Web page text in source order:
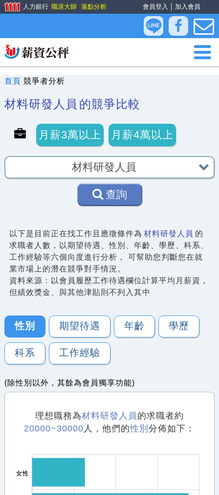
會員登入 加入會員
人力銀行 職涯大師 落點分析
首頁 競爭者分析
材料研發人員 的競爭比較
月薪3萬以上 月薪4萬以上
查詢
以下是目前正在找工作且應徵條件為 材料研發人員 的
求職者人數，以期望待遇、性別、年齡、學歷、科系、
工作經驗等六個向度進行分析， 可幫助您判斷您在就
業市場上的潛在競爭對手情況。
資料來源：以會員履歷工作待遇欄位計算平均月薪資，
但績效獎金、與其他津貼則不列入其中
性別 期望待遇 年齡 學歷
科系 工作經驗
(除性別以外，其餘為會員獨享功能)
理想職務為材料研發人員 的求職者約
20000~30000 人，他們的性別 分佈如下：
女性